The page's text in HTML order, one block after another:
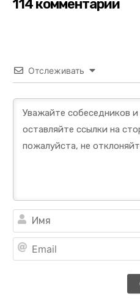
114 комментарии
Отслеживать